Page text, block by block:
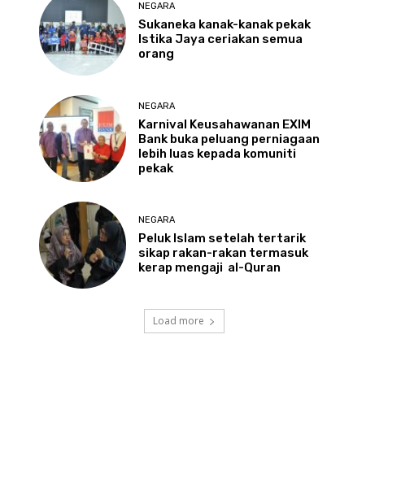
NEGARA
Sukaneka kanak-kanak pekak
Istika Jaya ceriakan semua
orang
NEGARA
Karnival Keusahawanan EXIM
Bank buka peluang perniagaan
lebih luas kepada komuniti
pekak
NEGARA
PelukIslam setelah tertarik
sikap rakan-rakan termasuk
kerap mengaji al-Quran
Load more